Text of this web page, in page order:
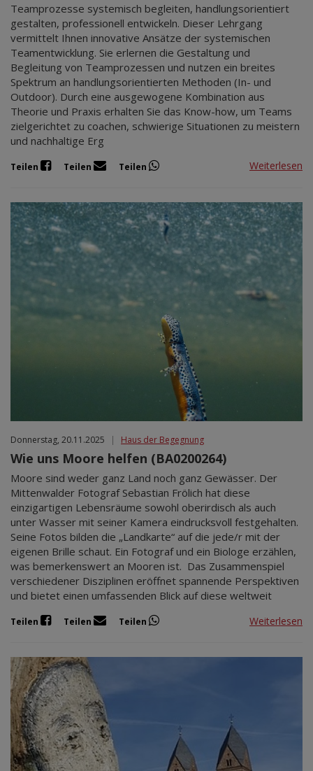
Teamprozesse systemisch begleiten, handlungsorientiert
gestalten, professionell entwickeln. Dieser Lehrgang
vermittelt Ihnen innovative Ansätze der systemischen
Teamentwicklung. Sie erlernen die Gestaltung und
Begleitung von Teamprozessen und nutzen ein breites
Spektrum an handlungsorientierten Methoden (In- und
Outdoor). Durch eine ausgewogene Kombination aus
Theorie und Praxis erhalten Sie das Know-how, um Teams
zielgerichtet zu coachen, schwierige Situationen zu meistern
und nachhaltige Erg
Teilen Teilen Teilen Weiterlesen
Donnerstag, 20.11.2025 | Haus der Begegnung
Wie uns Moore helfen (BA0200264)
Moore sind weder ganz Land noch ganz Gewässer. Der
Mittenwalder Fotograf Sebastian Frölich hat diese
einzigartigen Lebensräume sowohl oberirdisch als auch
unter Wasser mit seiner Kamera eindrucksvoll festgehalten.
Seine Fotos bilden die „Landkarte“ auf die jede/r mit der
eigenen Brille schaut. Ein Fotograf und ein Biologe erzählen,
was bemerkenswert an Mooren ist. Das Zusammenspiel
verschiedener Disziplinen eröffnet spannende Perspektiven
und bietet einen umfassenden Blick auf diese weltweit
Teilen Teilen Teilen Weiterlesen